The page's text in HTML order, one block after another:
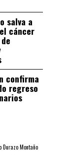
salva a
cáncer
confirma
regreso
Durazo Montaño